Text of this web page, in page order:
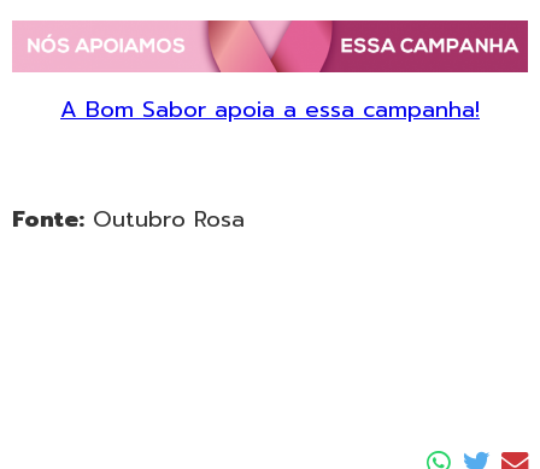
A Bom Sabor apoia a essa campanha!
Fonte: Outubro Rosa